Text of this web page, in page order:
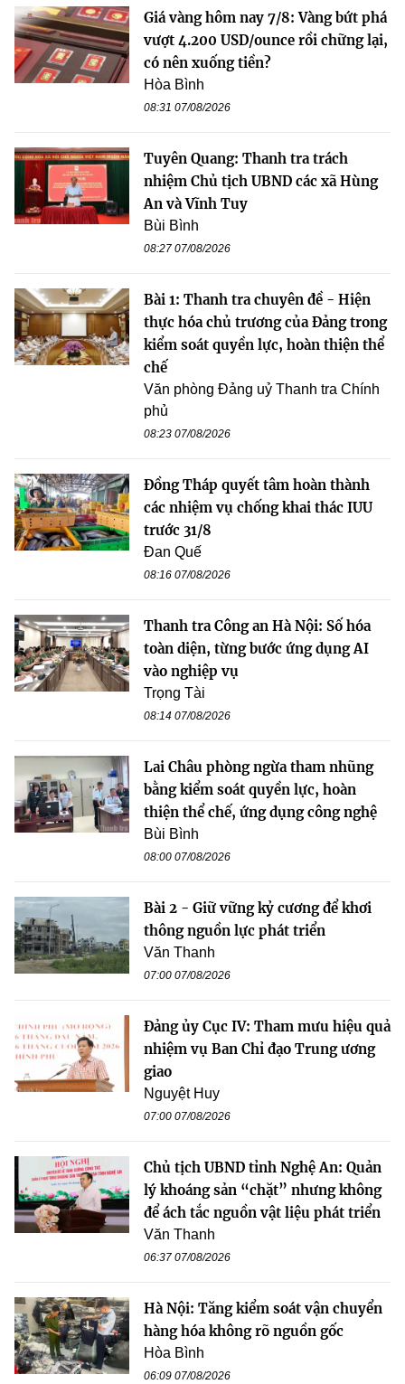
Giá vàng hôm nay 7/8: Vàng bứt phá
vượt 4.200 USD/ounce rồi chững lại,
có nên xuống tiền?
Hòa Bình
08:31 07/08/2026
Tuyên Quang: Thanh tra trách
nhiệm Chủ tịch UBND các xã Hùng
An và Vĩnh Tuy
Bùi Bình
08:27 07/08/2026
Bài 1: Thanh tra chuyên đề - Hiện
thực hóa chủ trương của Đảng trong
kiểm soát quyền lực, hoàn thiện thể
chế
Văn phòng Đảng uỷ Thanh tra Chính
phủ
08:23 07/08/2026
Đồng Tháp quyết tâm hoàn thành
các nhiệm vụ chống khai thác IUU
trước 31/8
Đan Quế
08:16 07/08/2026
Thanh tra Công an Hà Nội: Số hóa
toàn diện, từng bước ứng dụng AI
vào nghiệp vụ
Trọng Tài
08:14 07/08/2026
Lai Châu phòng ngừa tham nhũng
bằng kiểm soát quyền lực, hoàn
thiện thể chế, ứng dụng công nghệ
Bùi Bình
08:00 07/08/2026
Bài 2 - Giữ vững kỷ cương để khơi
thông nguồn lực phát triển
Văn Thanh
07:00 07/08/2026
Đảng ủy Cục IV: Tham mưu hiệu quả
nhiệm vụ Ban Chỉ đạo Trung ương
giao
Nguyệt Huy
07:00 07/08/2026
Chủ tịch UBND tỉnh Nghệ An: Quản
lý khoáng sản “chặt” nhưng không
để ách tắc nguồn vật liệu phát triển
Văn Thanh
06:37 07/08/2026
Hà Nội: Tăng kiểm soát vận chuyển
hàng hóa không rõ nguồn gốc
Hòa Bình
06:09 07/08/2026